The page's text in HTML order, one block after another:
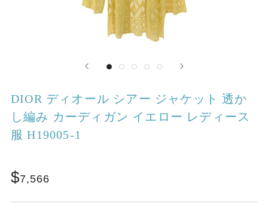
DIOR ディオール シアー ジャケット 透か
し編み カーディガン イエロー レディース
服 H19005-1
7,566